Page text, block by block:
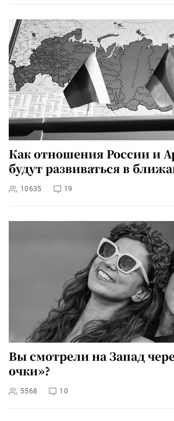
Как отношения России и
будут развиваться в
10635 19
Вы смотрели на Запад
очки»?
5568 10